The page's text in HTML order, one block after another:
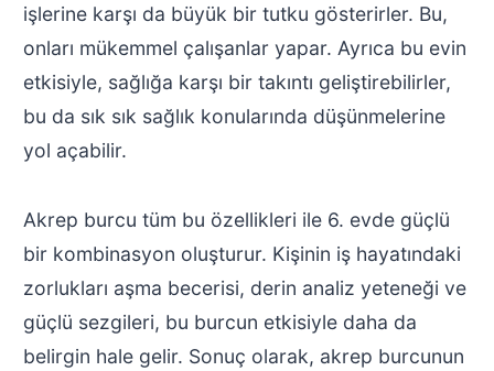
işlerine karşı da büyük bir tutku gösterirler. Bu,
onları mükemmel çalışanlar yapar. Ayrıca bu evin
etkisiyle, sağlığa karşı bir takıntı geliştirebilirler,
bu da sık sık sağlık konularında düşünmelerine
yol açabilir.
Akrep burcu tüm bu özellikleri ile 6. evde güçlü
bir kombinasyon oluşturur. Kişinin iş hayatındaki
zorlukları aşma becerisi, derin analiz yeteneği ve
güçlü sezgileri, bu burcun etkisiyle daha da
belirgin hale gelir. Sonuç olarak, akrep burcunun